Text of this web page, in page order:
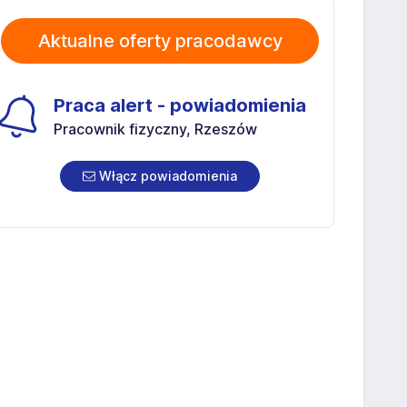
Aktualne oferty pracodawcy
Praca alert - powiadomienia
Pracownik fizyczny, Rzeszów
Włącz powiadomienia